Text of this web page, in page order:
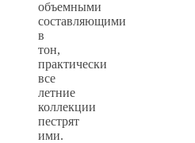
объемными
составляющими
в
тон,
практически
все
летние
коллекции
пестрят
ими.